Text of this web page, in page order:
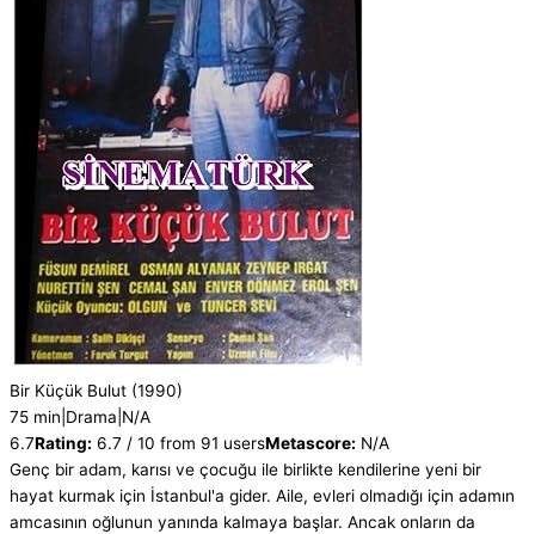
Bir Küçük Bulut (1990)
75 min Drama N/A
6.7Rating: 6.7 / 10 from 91 usersMetascore: N/A
Genç bir adam, karısı ve çocuğu ile birlikte kendilerine yeni bir
hayat kurmak için İstanbul'a gider. Aile, evleri olmadığı için adamın
amcasının oğlunun yanında kalmaya başlar. Ancak onların da